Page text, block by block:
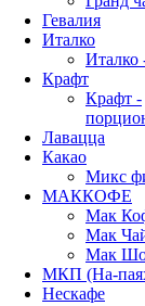
Гевалия
Италко
Италко
Крафт
Крафт -
Лавацца
Какао
Микс
МАККОФЕ
Мак
Мак
Мак
МКП (На-
Нескафе